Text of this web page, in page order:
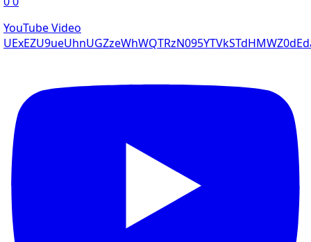
YouTube Video